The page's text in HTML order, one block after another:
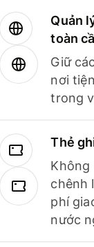
Quản
toàn
Giữ
nơi
trong
Thẻ
Không
chênh
phí
nước